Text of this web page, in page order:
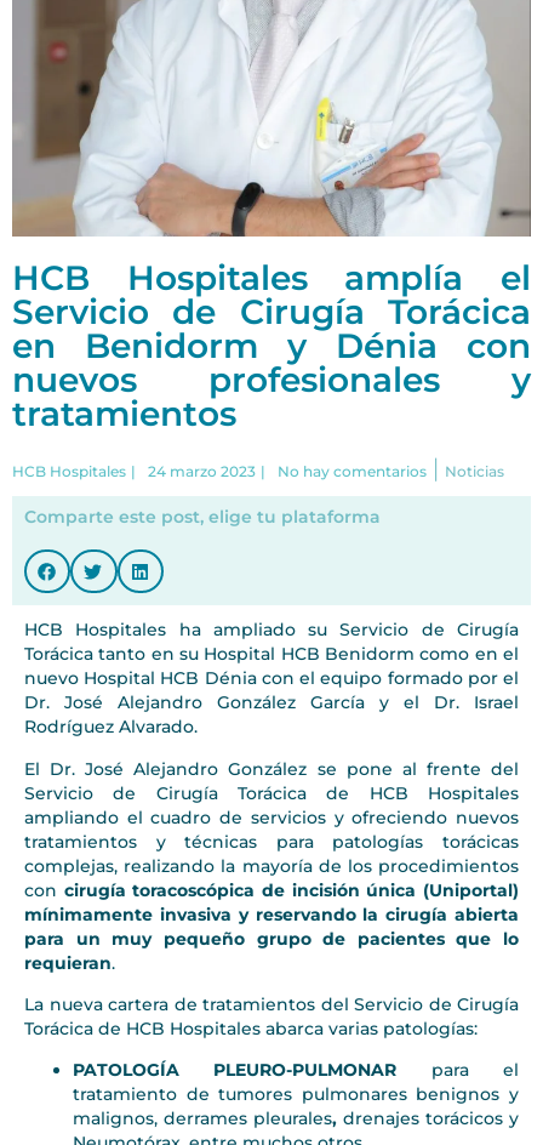
HCB Hospitales amplía el
Servicio de Cirugía Torácica
en Benidorm y Dénia con
nuevos profesionales y
tratamientos
HCB Hospitales | 24 marzo 2023 | No hay comentarios Noticias
Comparte este post, elige tu plataforma
HCB Hospitales ha ampliado su Servicio de Cirugía
Torácica tanto en su Hospital HCB Benidorm como en el
nuevo Hospital HCB Dénia con el equipo formado por el
Dr. José Alejandro González García y el Dr. Israel
Rodríguez Alvarado.
El Dr. José Alejandro González se pone al frente del
Servicio de Cirugía Torácica de HCB Hospitales
ampliando el cuadro de servicios y ofreciendo nuevos
tratamientos y técnicas para patologías torácicas
complejas, realizando la mayoría de los procedimientos
con cirugía toracoscópica de incisión única (Uniportal)
mínimamente invasiva y reservando la cirugía abierta
para un muy pequeño grupo de pacientes que lo
requieran.
La nueva cartera de tratamientos del Servicio de Cirugía
Torácica de HCB Hospitales abarca varias patologías:
PATOLOGÍA PLEURO-PULMONAR para el
tratamiento de tumores pulmonares benignos y
malignos, derrames pleurales, drenajes torácicos y